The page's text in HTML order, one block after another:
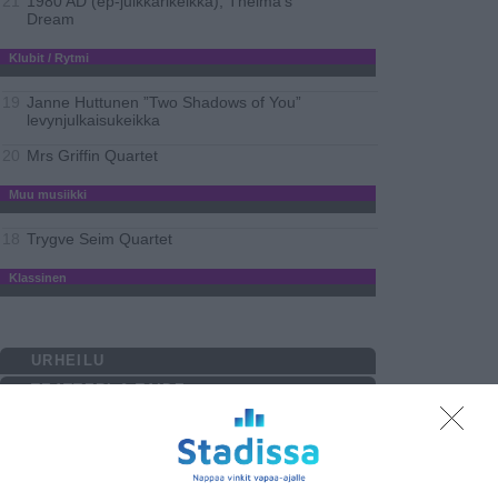
Dream
Klubit / Rytmi
Janne Huttunen ”Two Shadows of You”
levynjulkaisukeikka
Mrs Griffin Quartet
Muu musiikki
Trygve Seim Quartet
Klassinen
URHEILU
TEATTERI & TAIDE
2023